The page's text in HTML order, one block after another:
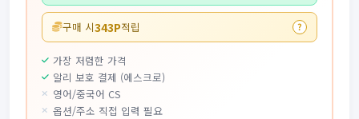
구매 시343P적립 ?
가장 저렴한 가격
알리 보호 결제 (에스크로)
영어/중국어 CS
옵션/주소 직접 입력 필요